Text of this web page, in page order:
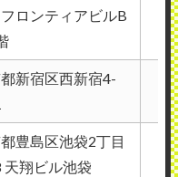
ロンティアビルB
新宿区西新宿4-
豊島区池袋2丁目
天翔ビル池袋